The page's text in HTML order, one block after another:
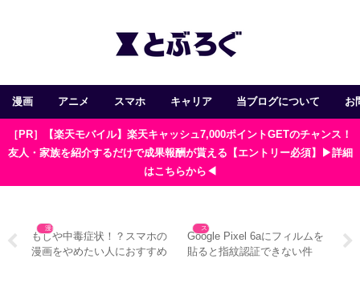
漫画 アニメ スマホ キャリア 当ブログについて お
［PR］【楽天モバイル】楽天キャッシュ7,000ポイントGETのチャンス！
友人・家族を紹介するだけで成果報酬が貰える【エントリー必須】▶詳細
はこちらから◀
使
漫画
もしや中毒症状！？スマホの
漫画をやめたい人におすすめ
スマホ
Google Pixel 6aにフィルムを
貼ると指紋認証できない件
エ
ひ